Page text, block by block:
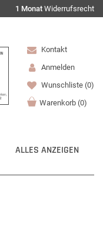
1 Monat Widerrufsrecht
Kontakt
Anmelden
Wunschliste (0)
Warenkorb (0)
ALLES ANZEIGEN